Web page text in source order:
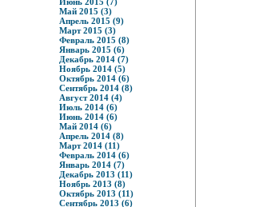
Май 2015 (3)
Апрель 2015 (9)
Март 2015 (3)
Февраль 2015 (8)
Январь 2015 (6)
Декабрь 2014 (7)
Ноябрь 2014 (5)
Октябрь 2014 (6)
Сентябрь 2014 (8)
Август 2014 (4)
Июль 2014 (6)
Июнь 2014 (6)
Май 2014 (6)
Апрель 2014 (8)
Март 2014 (11)
Февраль 2014 (6)
Январь 2014 (7)
Декабрь 2013 (11)
Ноябрь 2013 (8)
Октябрь 2013 (11)
Сентябрь 2013 (6)